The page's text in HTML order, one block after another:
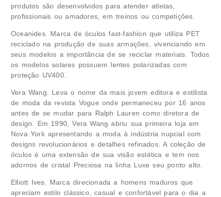
produtos são desenvolvidos para atender atletas,
profissionais ou amadores, em treinos ou competições.
Oceanides. Marca de óculos fast-fashion que utiliza PET
reciclado na produção de suas armações, vivenciando em
seus modelos a importância de se reciclar materiais. Todos
os modelos solares possuem lentes polarizadas com
proteção UV400.
Vera Wang. Leva o nome da mais jovem editora e estilista
de moda da revista Vogue onde permaneceu por 16 anos
antes de se mudar para Ralph Lauren como diretora de
design. Em 1990, Vera Wang abriu sua primeira loja em
Nova York apresentando a moda à indústria nupcial com
designs revolucionários e detalhes refinados. A coleção de
óculos é uma extensão de sua visão estética e tem nos
adornos de cristal Preciosa na linha Luxe seu ponto alto.
Elliott Ives. Marca direcionada a homens maduros que
apreciam estilo clássico, casual e confortável para o dia a